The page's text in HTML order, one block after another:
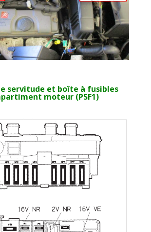
servitude et boîte à fusibles
moteur (PSF1)